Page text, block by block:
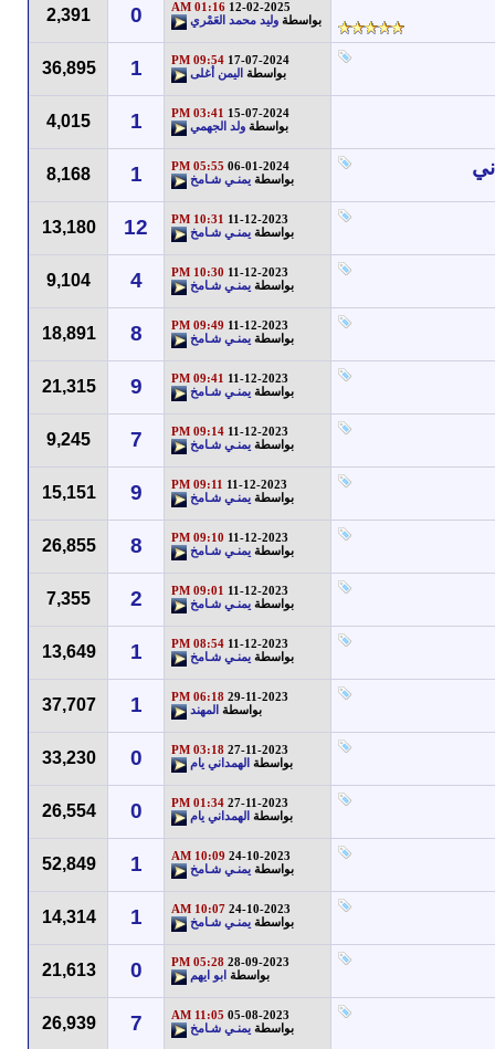
12-02-2025
01:16 AM
بواسطة وليد محمد العَمْري 0
2,391
17-07-2024
09:54 PM
بواسطة
اليمن أغلى 1
36,895
15-07-2024
03:41 PM
بواسطة ولد الجهمي 1
4,015
06-01-2024
05:55 PM
بواسطة يمنـي شـامخ 1
8,168
11-12-2023
10:31 PM
بواسطة يمنـي شـامخ 12
13,180
11-12-2023
10:30 PM
بواسطة يمنـي شـامخ 4
9,104
11-12-2023
09:49 PM
بواسطة يمنـي شـامخ 8
18,891
11-12-2023
09:41 PM
بواسطة يمنـي شـامخ 9
21,315
11-12-2023
09:14 PM
بواسطة يمنـي شـامخ 7
9,245
11-12-2023
09:11 PM
بواسطة يمنـي شـامخ 9
15,151
11-12-2023
09:10 PM
بواسطة يمنـي شـامخ 8
26,855
11-12-2023
09:01 PM
بواسطة يمنـي شـامخ 2
7,355
11-12-2023
08:54 PM
بواسطة يمنـي شـامخ 1
13,649
29-11-2023
06:18 PM
بواسطة
المهند 1
37,707
27-11-2023
03:18 PM
بواسطة
الهمداني يام 0
33,230
27-11-2023
01:34 PM
بواسطة
الهمداني يام 0
26,554
24-10-2023
10:09 AM
بواسطة يمنـي شـامخ 1
52,849
24-10-2023
10:07 AM
بواسطة يمنـي شـامخ 1
14,314
28-09-2023
05:28 PM
بواسطة ابو ايهم 0
21,613
05-08-2023
11:05 AM
بواسطة يمنـي شـامخ 7
26,939